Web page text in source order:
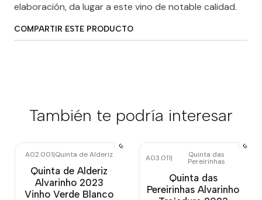
elaboración, da lugar a este vino de notable calidad.
COMPARTIR ESTE PRODUCTO
También te podría interesar
A02.001|Quinta de Alderiz
Quinta de Alderiz
Alvarinho 2023
Vinho Verde Blanco
A03.011| Quinta das
Pereirinhas
Quinta das
Pereirinhas Alvarinho